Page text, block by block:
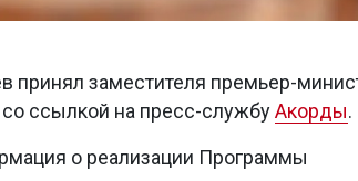
принял заместителя премьер-
со ссылкой на пресс-службуАкорды.
о реализации Программы